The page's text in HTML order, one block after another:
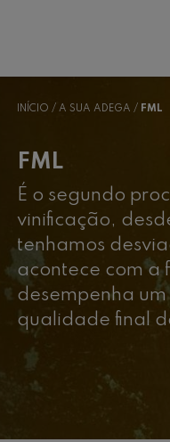
INÍCIO A SUA ADEGA FML
FML
É o segundo
vinificação,
tenhamos
acontece com a
desempenha
qualidade final